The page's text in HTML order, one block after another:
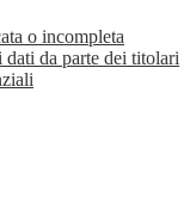
o incompleta
dati da parte dei titolari